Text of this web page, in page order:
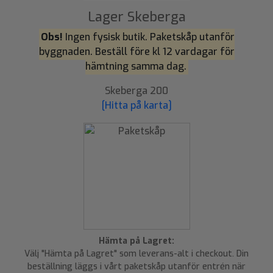
Lager Skeberga
Obs! Ingen fysisk butik. Paketskåp utanför
byggnaden. Beställ före kl 12 vardagar för
hämtning samma dag.
Skeberga 200
[Hitta på karta]
Hämta på Lagret:
Välj "Hämta på Lagret" som leverans-alt i checkout. Din
beställning läggs i vårt paketskåp utanför entrén när